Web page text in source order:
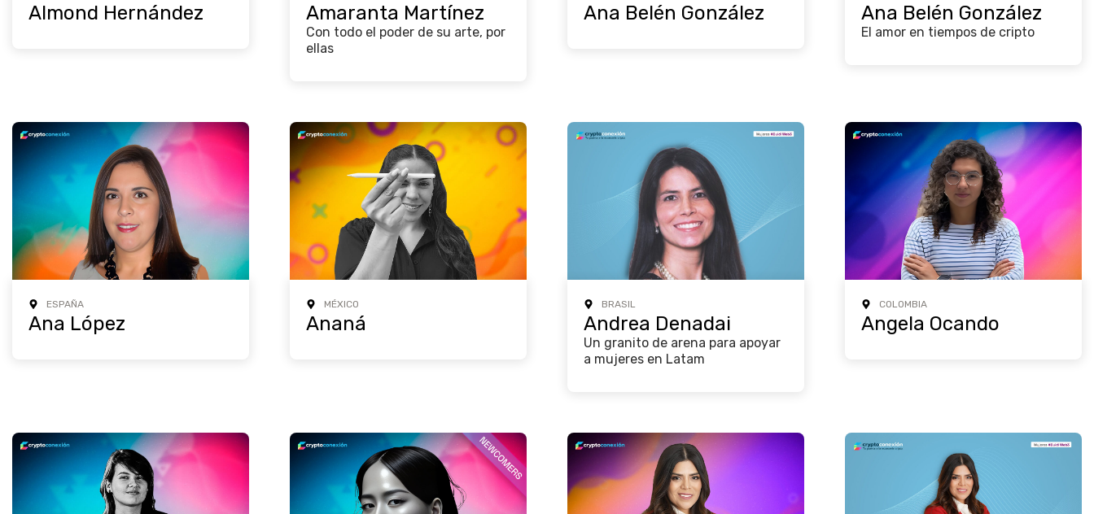
Almond Hernández Amaranta Martínez
Con todo el poder de su arte, por
ellas
Ana Belén González Ana Belén González
El amor en tiempos de cripto
ESPAÑA
Ana López
MÉXICO
Ananá
BRASIL
Andrea Denadai
Un granito de arena para apoyar
a mujeres en Latam
COLOMBIA
Angela Ocando